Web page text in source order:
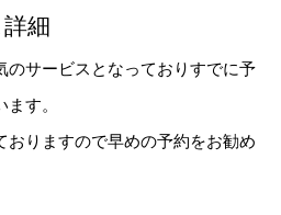
細
のサービスとなっておりすでに予
す。
おりますので早めの予約をお勧め